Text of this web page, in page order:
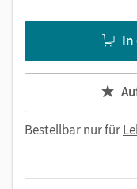
In
Bestellbar nur für